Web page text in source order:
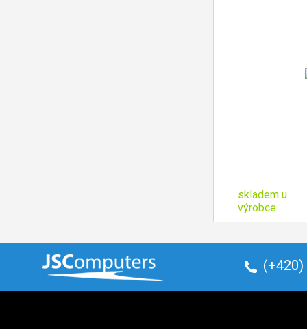
skladem u
výrobce
(+420)